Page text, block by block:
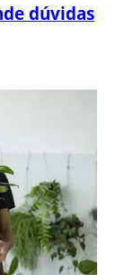
dúvidas